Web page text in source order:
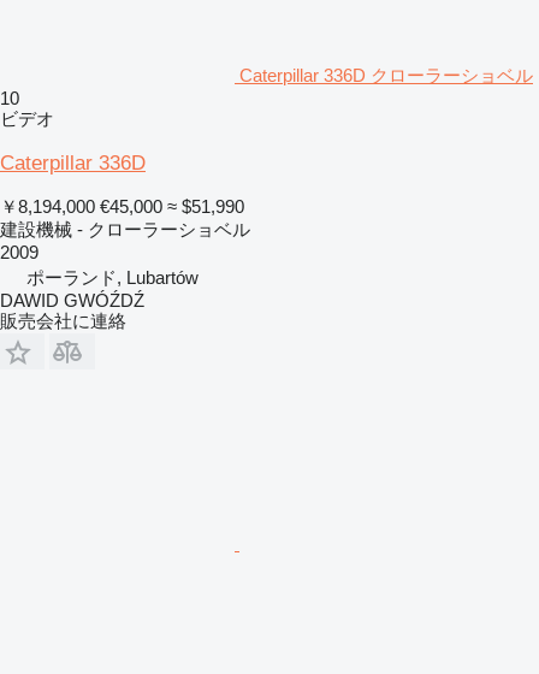
Caterpillar 336D クローラーショベル
10
ビデオ
Caterpillar 336D
￥8,194,000 €45,000 ≈ $51,990
建設機械 - クローラーショベル
2009
ポーランド, Lubartów
DAWID GWÓŹDŹ
販売会社に連絡